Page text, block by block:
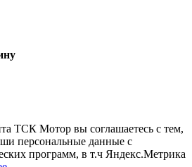
ТСК Мотор вы соглашаетесь с тем,
персональные данные с
программ, в т.ч Яндекс.Метрика